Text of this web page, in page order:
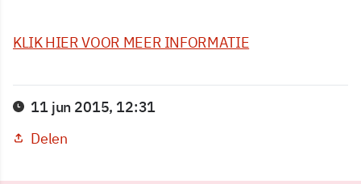
KLIK HIER VOOR MEER INFORMATIE
11 jun 2015, 12:31
Delen